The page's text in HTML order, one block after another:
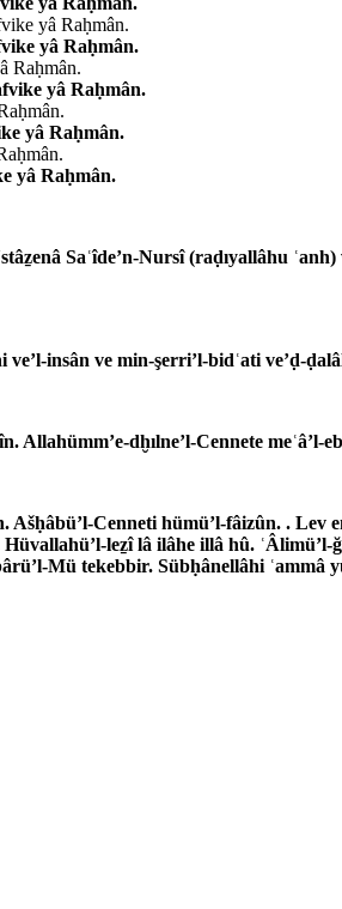
yâ Raḥmân.
yâ Raḥmân.
Raḥmân.
yâ Raḥmân.
yâ Raḥmân.
yâ Raḥmân.
Saʿîde’n-Nursî (raḍıyallâhu
insân ve min-şerri’l-bidʿati ve’ḍ-
dḫılne’l-Cennete
Cenneti hümü’l-fâizûn. . Lev
leẕî lâ ilâhe illâ hû.
Mü­ tekebbir. Sübḥânellâhi